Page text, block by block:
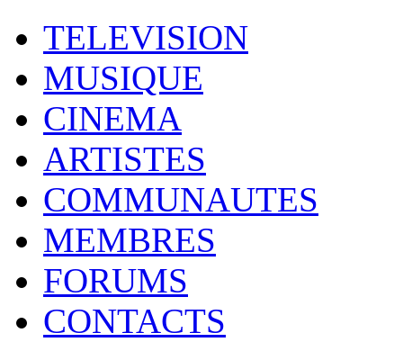
TELEVISION
MUSIQUE
CINEMA
ARTISTES
COMMUNAUTES
MEMBRES
FORUMS
CONTACTS